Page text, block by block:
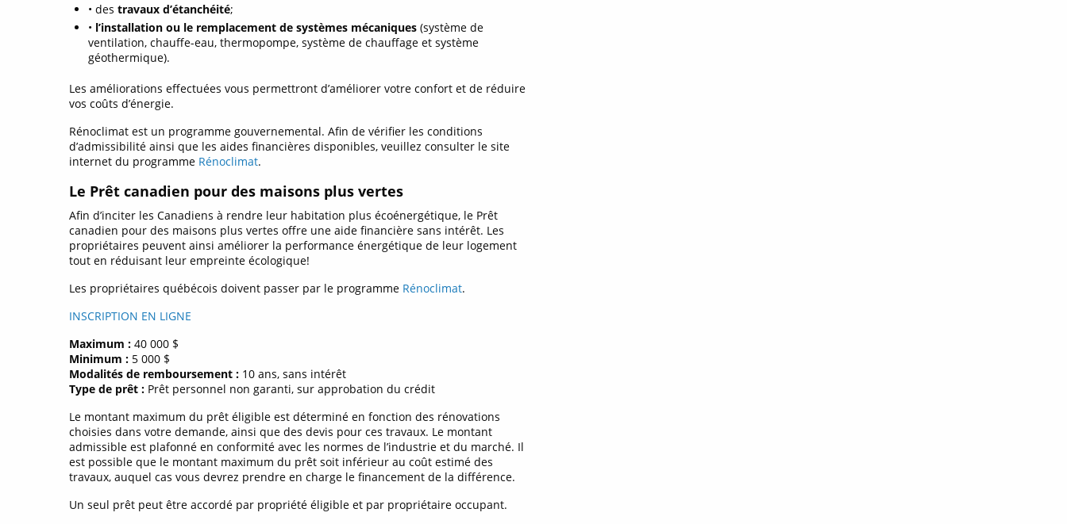
• des travaux d’étanchéité;
• l’installation ou le remplacement de systèmes mécaniques (système de
ventilation, chauffe-eau, thermopompe, système de chauffage et système
géothermique).
Les améliorations effectuées vous permettront d’améliorer votre confort et de réduire
vos coûts d’énergie.
Rénoclimat est un programme gouvernemental. Afin de vérifier les conditions
d’admissibilité ainsi que les aides financières disponibles, veuillez consulter le site
internet du programme Rénoclimat.
Le Prêt canadien pour des maisons plus vertes
Afin d’inciter les Canadiens à rendre leur habitation plus écoénergétique, le Prêt
canadien pour des maisons plus vertes offre une aide financière sans intérêt. Les
propriétaires peuvent ainsi améliorer la performance énergétique de leur logement
tout en réduisant leur empreinte écologique!
Les propriétaires québécois doivent passer par le programme Rénoclimat.
INSCRIPTION EN LIGNE
Maximum : 40 000 $
Minimum : 5 000 $
Modalités de remboursement : 10 ans, sans intérêt
Type de prêt : Prêt personnel non garanti, sur approbation du crédit
Le montant maximum du prêt éligible est déterminé en fonction des rénovations
choisies dans votre demande, ainsi que des devis pour ces travaux. Le montant
admissible est plafonné en conformité avec les normes de l’industrie et du marché. Il
est possible que le montant maximum du prêt soit inférieur au coût estimé des
travaux, auquel cas vous devrez prendre en charge le financement de la différence.
Un seul prêt peut être accordé par propriété éligible et par propriétaire occupant.